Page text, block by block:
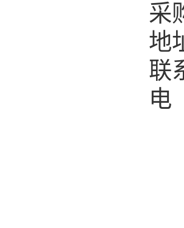
采
地
联
电